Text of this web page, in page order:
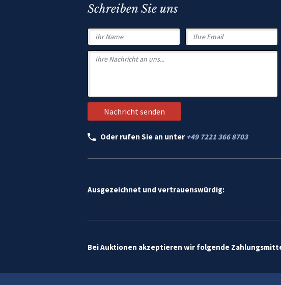
Schreiben Sie uns
Oder rufen Sie an unter +49 7221 366 8703
Ausgezeichnet und vertrauenswürdig:
Bei Auktionen akzeptieren wir folgende